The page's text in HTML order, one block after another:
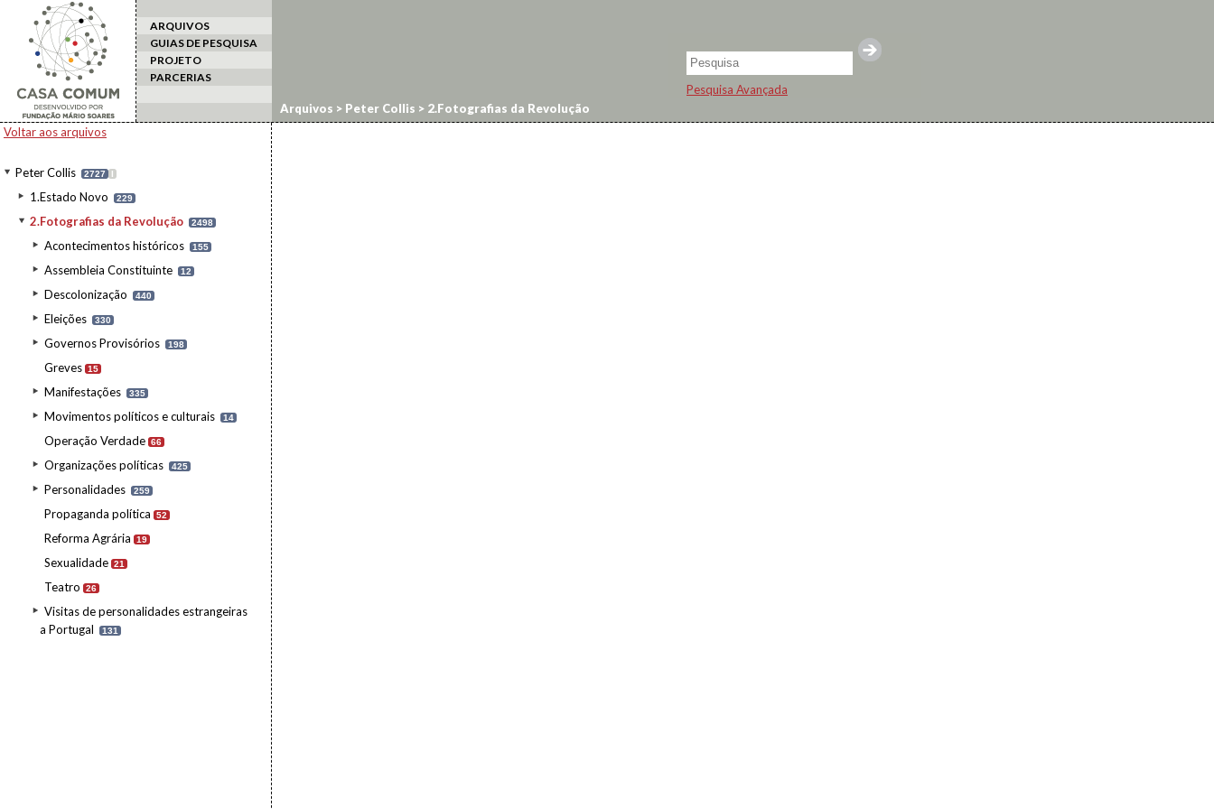
ARQUIVOS
GUIAS DE PESQUISA
PROJETO
PARCERIAS
Pesquisa Avançada
Voltar aos arquivos
Peter Collis 2727 I
1.Estado Novo 229
2.Fotografias da Revolução 2498
Acontecimentos históricos 155
Assembleia Constituinte 12
Descolonização 440
Eleições 330
Governos Provisórios 198
Greves 15
Manifestações 335
Movimentos políticos e culturais 14
Operação Verdade 66
Organizações políticas 425
Personalidades 259
Propaganda política 52
Reforma Agrária 19
Sexualidade 21
Teatro 26
Visitas de personalidades estrangeiras
a Portugal
131
Arquivos > Peter Collis > 2.Fotografias da Revolução